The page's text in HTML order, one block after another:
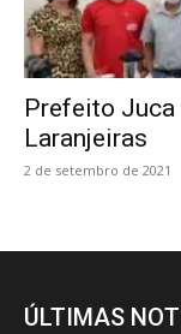
Prefeito Juca
Laranjeiras
2 de setembro de 2021
ÚLTIMAS